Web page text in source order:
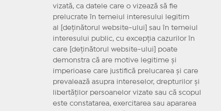
vizată, ca datele care o vizează să fie
prelucrate în temeiul interesului legitim
al [deţinătorul website-ului] sau în temeiul
interesului public, cu excepţia cazurilor în
care [deţinătorul website-ului] poate
demonstra că are motive legitime şi
imperioase care justifică prelucarea şi care
prevalează asupra intereselor, drepturilor şi
libertăţilor persoanelor vizate sau că scopul
este constatarea, exercitarea sau apararea